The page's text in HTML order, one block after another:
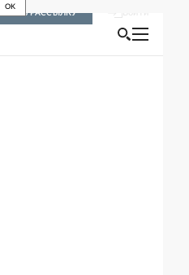
OK
РАССЫЛКУ